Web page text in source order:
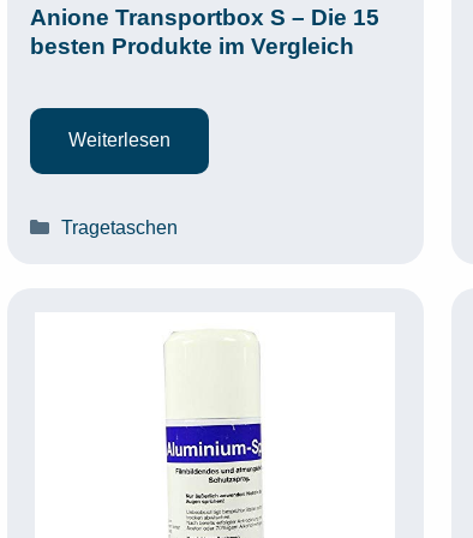
Anione Transportbox S – Die 15
besten Produkte im Vergleich
Weiterlesen
Kategorien
Tragetaschen